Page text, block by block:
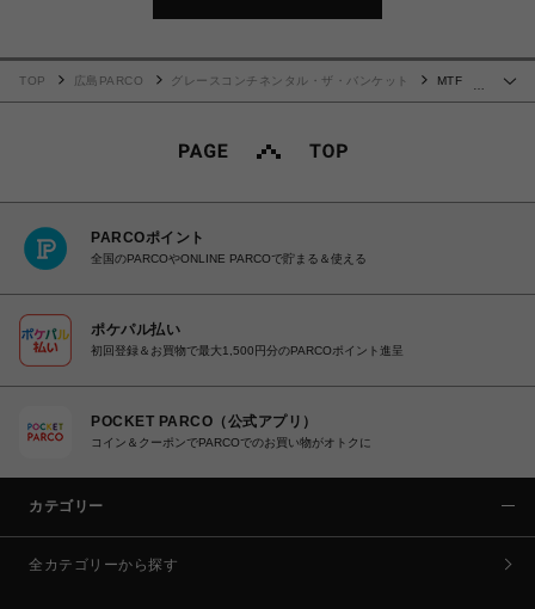
TOP 広島PARCO グレースコンチネンタル・ザ・バンケット
MTF
PARCOポイント
全国のPARCOやONLINE PARCOで貯まる＆使える
ポケパル払い
初回登録＆お買物で最大1,500円分のPARCOポイント進呈
POCKET PARCO（公式アプリ）
コイン＆クーポンでPARCOでのお買い物がオトクに
カテゴリー
全カテゴリーから探す